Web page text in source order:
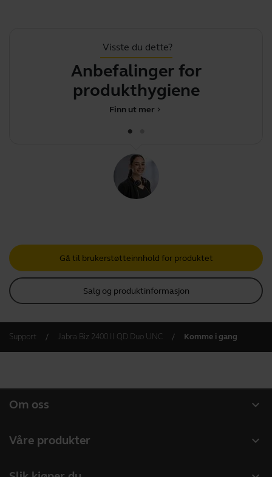
Visste du dette?
Anbefalinger for
produkthygiene
chevron_right
Finn ut mer
Gå til brukerstøtteinnhold for produktet
Salg og produktinformasjon
Support Jabra Biz 2400 II QD Duo UNC Komme i gang
expand_more
Om oss
expand_more
Våre produkter